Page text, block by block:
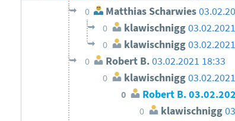
0 Matthias Scharwies
0 klawischnigg
0 klawischnigg
0 Robert B.03.02.2021 18:33
0 klawischnigg
0 Robert B.
0 klawischnigg